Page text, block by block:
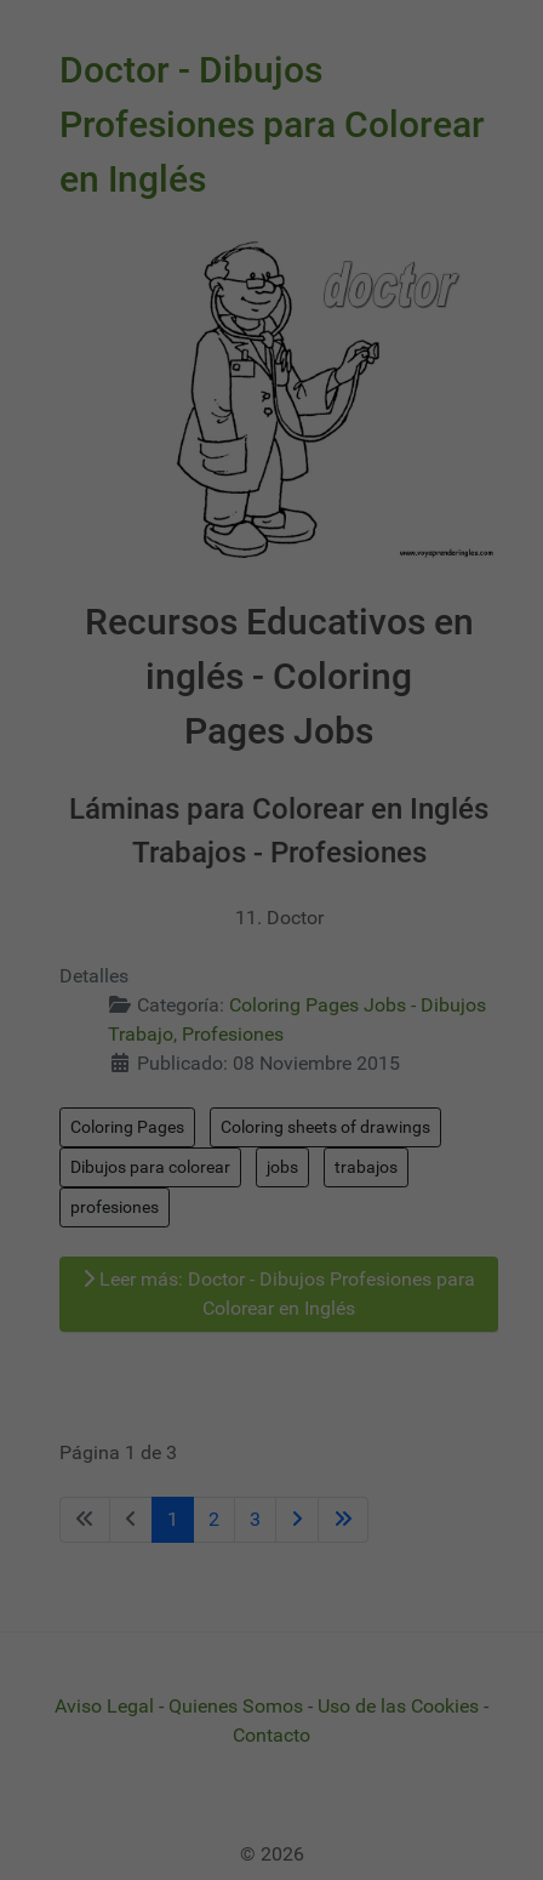
Doctor - Dibujos
Profesiones para Colorear
en Inglés
Recursos Educativos en
inglés - Coloring
Pages Jobs
Láminas para Colorear en Inglés
Trabajos - Profesiones
11. Doctor
Detalles
Categoría: Coloring Pages Jobs - Dibujos
Trabajo, Profesiones
Publicado: 08 Noviembre 2015
Coloring Pages Coloring sheets of drawings
Dibujos para colorear jobs trabajos
profesiones
Leer más: Doctor - Dibujos Profesiones para
Colorear en Inglés
Página 1 de 3
1 2 3
Aviso Legal - Quienes Somos - Uso de las Cookies -
Contacto
© 2026